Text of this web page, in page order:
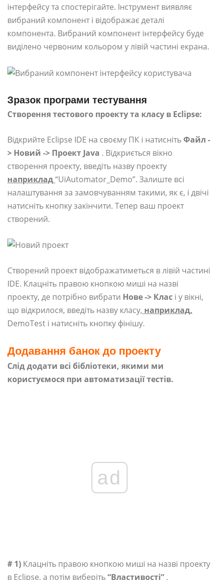
інтерфейсу та спостерігайте. Інструмент виявляє
вибраний компонент і відображає деталі
компонента. Вибраний компонент інтерфейсу буде
виділено червоним кольором у лівій частині екрана.
Зразок програми тестування
Створення тестового проекту та класу в Eclipse:
Відкрийте Eclipse IDE на своєму ПК і натиснітьФайл -
> Новий -> Проект Java . Відкриється вікно
створення проекту, введіть назву проекту
наприклад“UiAutomator_Demo”. Залиште всі
налаштування за замовчуванням такими, як є, і двічі
натисніть кнопку закінчити. Тепер ваш проект
створений.
Створений проект відображатиметься в лівій частині
IDE. Клацніть правою кнопкою миші на назві
проекту, де потрібно вибрати Нове -> Клас і у вікні,
що відкрилося, введіть назву класу, наприклад,
DemoTest і натисніть кнопку фінішу.
Додавання банок до проекту
Слід додати всі бібліотеки, якими ми
користуємося при автоматизації тестів.
ad
# 1) Клацніть правою кнопкою миші на назві проекту
в Eclipse, а потім виберіть“Властивості” .